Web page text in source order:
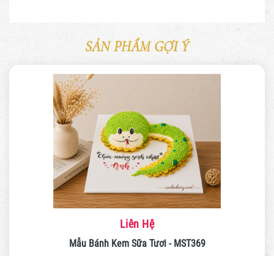
SẢN PHẨM GỢI Ý
Liên Hệ
Mẫu Bánh Kem Sữa Tươi - MST369